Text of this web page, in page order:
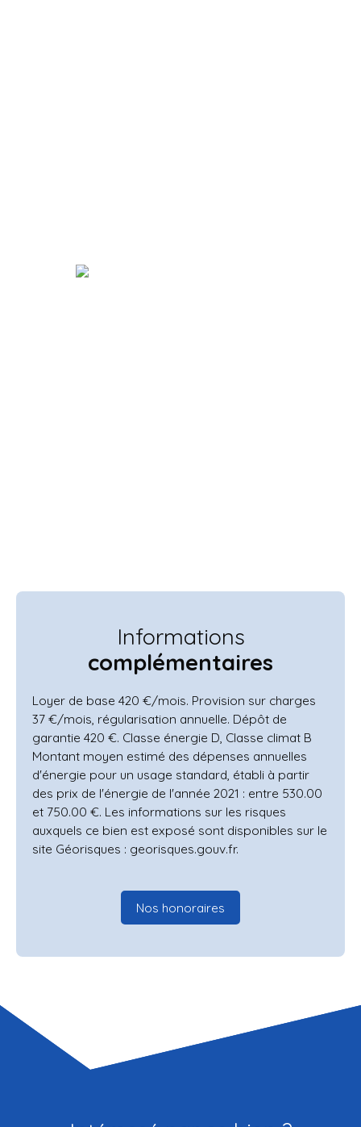
Informations
complémentaires
Loyer de base 420 €/mois. Provision sur charges
37 €/mois, régularisation annuelle. Dépôt de
garantie 420 €. Classe énergie D, Classe climat B
Montant moyen estimé des dépenses annuelles
d'énergie pour un usage standard, établi à partir
des prix de l'énergie de l'année 2021 : entre 530.00
et 750.00 €. Les informations sur les risques
auxquels ce bien est exposé sont disponibles sur le
site Géorisques : georisques.gouv.fr.
Nos honoraires